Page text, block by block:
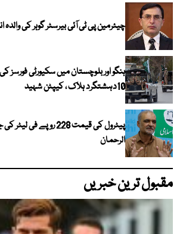
چیئرمین پی ٹی آئی بیرسٹر گوہر کی والدہ
ہنگو اور بلوچستان میں سکیورٹی فورسز کی
10دہشتگرد ہلاک ، کیپٹن شہید
پیٹرول کی قیمت 228 روپے
الرحمان
مقبول ترین خبریں